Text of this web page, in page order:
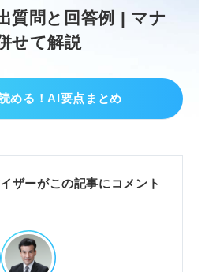
質問と回答例 | マナ
せて解説
める！AI要点まとめ
るポイント
相性をアピールする。
に必要な協調性や忍耐力も評価
ザーがこの記事にコメント